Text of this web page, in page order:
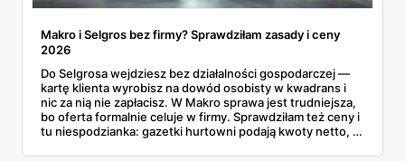
Makro i Selgros bez firmy? Sprawdziłam zasady i ceny
2026
Do Selgrosa wejdziesz bez działalności gospodarczej —
kartę klienta wyrobisz na dowód osobisty w kwadrans i
nic za nią nie zapłacisz. W Makro sprawa jest trudniejsza,
bo oferta formalnie celuje w firmy. Sprawdziłam też ceny i
tu niespodzianka: gazetki hurtowni podają kwoty netto, a